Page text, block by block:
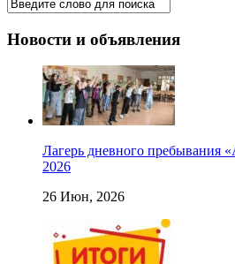
Новости и объявления
Лагерь дневного пребывания
2026
26 Июн, 2026